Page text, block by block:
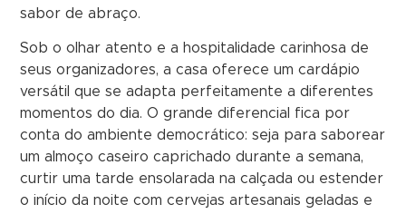
sabor de abraço.
Sob o olhar atento e a hospitalidade carinhosa de
seus organizadores, a casa oferece um cardápio
versátil que se adapta perfeitamente a diferentes
momentos do dia. O grande diferencial fica por
conta do ambiente democrático: seja para saborear
um almoço caseiro caprichado durante a semana,
curtir uma tarde ensolarada na calçada ou estender
o início da noite com cervejas artesanais geladas e